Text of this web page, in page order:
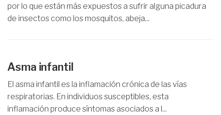
por lo que están más expuestos a sufrir alguna picadura
de insectos como los mosquitos, abeja...
Asma infantil
El asma infantil es la inflamación crónica de las vías
respiratorias. En individuos susceptibles, esta
inflamación produce síntomas asociados a l...